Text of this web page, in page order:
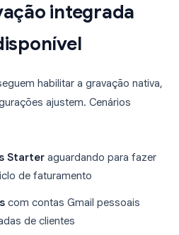
integrada
habilitar a gravação nativa,
ajustem. Cenários
Starter aguardando para fazer
de faturamento
com contas Gmail pessoais
de clientes